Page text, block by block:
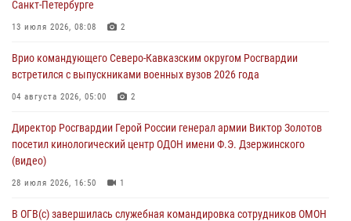
В ЛНР росгвардейцы провели тренировку по единоборствам для
08 августа 2026, 13:00 1
Сотрудники Росгвардии присоединились к утренней разминке у
08 августа 2026, 09:29
Санкт-Петербурге
13 июля 2026, 08:08 2
Врио командующего Северо-Кавказским округом Росгвардии
встретился с выпускниками военных вузов 2026 года
04 августа 2026, 05:00 2
Директор Росгвардии Герой России генерал армии Виктор Золотов
посетил кинологический центр ОДОН имени Ф.Э. Дзержинского
(видео)
28 июля 2026, 16:50 1
В ОГВ(с) завершилась служебная командировка сотрудников ОМОН